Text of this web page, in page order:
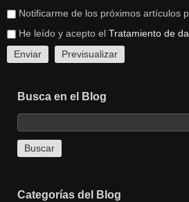
Busca en el Blog
Categorías del Blog
Notificarme de los próximos artículos
He leído y acepto el Tratamiento de